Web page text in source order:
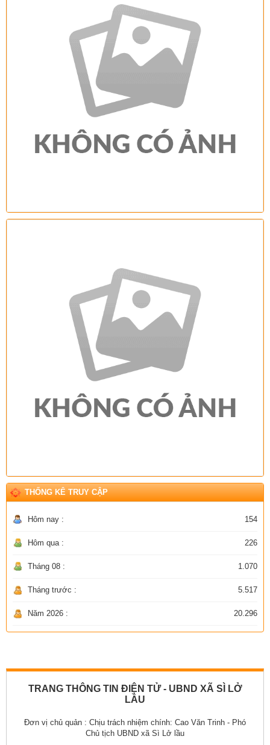
THỐNG KÊ TRUY CẬP
Hôm nay : 154
Hôm qua : 226
Tháng 08 : 1.070
Tháng trước : 5.517
Năm 2026 : 20.296
TRANG THÔNG TIN ĐIỆN TỬ - UBND XÃ SÌ LỞ
LẦU
Đơn vị chủ quản : Chịu trách nhiệm chính: Cao Văn Trinh - Phó
Chủ tịch UBND xã Sì Lở lầu